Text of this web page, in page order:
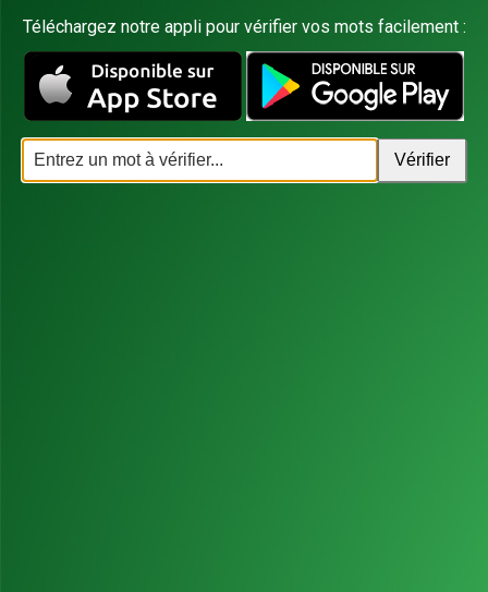
Téléchargez notre appli pour vérifier vos mots facilement :